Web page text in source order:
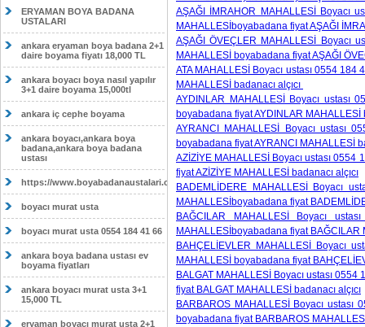
ERYAMAN BOYA BADANA
USTALARI
ankara eryaman boya badana 2+1
daire boyama fiyatı 18,000 TL
ankara boyacı boya nasıl yapılır
3+1 daire boyama 15,000tl
ankara iç cephe boyama
ankara boyacı,ankara boya
badana,ankara boya badana
ustası
https://www.boyabadanaustalari.com/
boyacı murat usta
boyacı murat usta 0554 184 41 66
ankara boya badana ustası ev
boyama fiyatları
ankara boyacı murat usta 3+1
15,000 TL
eryaman boyacı murat usta 2+1
AŞAĞI İMRAHOR MAHALLESİ Boyacı
MAHALLESİboyabadana fiyat AŞAĞI
AŞAĞI ÖVEÇLER MAHALLESİ Boyacı
MAHALLESİ boyabadana fiyat AŞAĞI
ATA MAHALLESİ Boyacı ustası 0554
MAHALLESİ badanacı alçıcı
AYDINLAR MAHALLESİ Boyacı ustası
boyabadana fiyat AYDINLAR MAHALLESİ
AYRANCI MAHALLESİ Boyacı ustası
boyabadana fiyat AYRANCI MAHALLESİ
AZİZİYE MAHALLESİ Boyacı ustası
fiyat AZİZİYE MAHALLESİ badanacı alçıcı
BADEMLİDERE MAHALLESİ Boyacı
MAHALLESİboyabadana fiyat
BAĞCILAR MAHALLESİ Boyacı
MAHALLESİboyabadana fiyat BAĞCILAR
BAHÇELİEVLER MAHALLESİ Boyacı
MAHALLESİ boyabadana fiyat
BALGAT MAHALLESİ Boyacı ustası
fiyat BALGAT MAHALLESİ badanacı alçıcı
BARBAROS MAHALLESİ Boyacı
boyabadana fiyat BARBAROS